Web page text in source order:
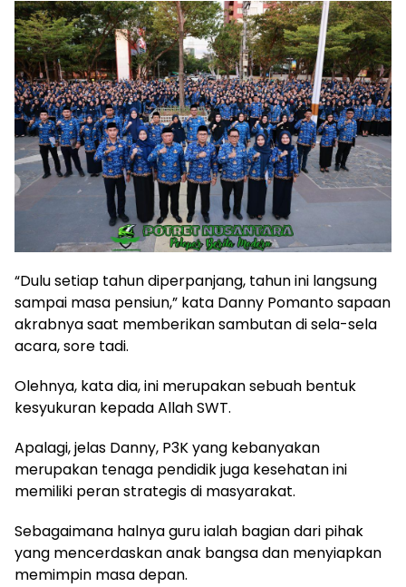
“Dulu setiap tahun diperpanjang, tahun ini langsung
sampai masa pensiun,” kata Danny Pomanto sapaan
akrabnya saat memberikan sambutan di sela-sela
acara, sore tadi.
Olehnya, kata dia, ini merupakan sebuah bentuk
kesyukuran kepada Allah SWT.
Apalagi, jelas Danny, P3K yang kebanyakan
merupakan tenaga pendidik juga kesehatan ini
memiliki peran strategis di masyarakat.
Sebagaimana halnya guru ialah bagian dari pihak
yang mencerdaskan anak bangsa dan menyiapkan
memimpin masa depan.